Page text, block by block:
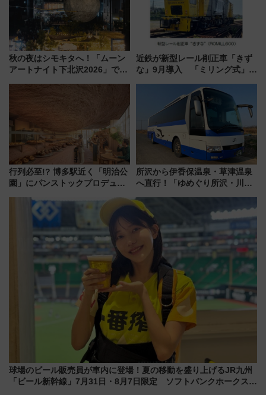
秋の夜はシモキタへ！「ムーン
アートナイト下北沢2026」でイ
近鉄が新型レール削正車「きず
な」9月導入 「ミリング式」採
化！安全性や乗り心地の向上に
貢献するだけでなく、全線区で
活躍するための仕組みも
行列必至!? 博多駅近く「明治公
園」にパンストックプロデュー
オープン 秋からはビストロ営業
所沢から伊香保温泉・草津温泉
へ直行！「ゆめぐり所沢・川越
軽に 運行ダイヤ・運賃を解説
球場のビール販売員が車内に登場！夏の移動を盛り上げるJR九州
「ビール新幹線」7月31日・8月7日限定 ソフトバンクホークスと